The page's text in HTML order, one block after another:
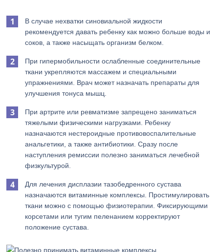
В случае нехватки синовиальной жидкости
рекомендуется давать ребенку как можно больше воды и
соков, а также насыщать организм белком.
При гипермобильности ослабленные соединительные
ткани укрепляются массажем и специальными
упражнениями. Врач может назначать препараты для
улучшения тонуса мышц.
При артрите или ревматизме запрещено заниматься
тяжелыми физическими нагрузками. Ребенку
назначаются нестероидные противовоспалительные
анальгетики, а также антибиотики. Сразу после
наступления ремиссии полезно заниматься лечебной
физкультурой.
Для лечения дисплазии тазобедренного сустава
назначаются витаминные комплексы. Простимулировать
ткани можно с помощью физиотерапии. Фиксирующими
корсетами или тугим пеленанием корректируют
положение сустава.